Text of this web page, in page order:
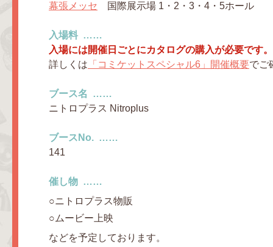
幕張メッセ 国際展示場 1・2・3・4・5ホール
入場料
入場には開催日ごとにカタログの購入が必要です。
詳しくは 「コミケットスペシャル6」開催概要でご
ブース名
ニトロプラス Nitroplus
ブースNo.
141
催し物
ニトロプラス物販
ムービー上映
などを予定しております。